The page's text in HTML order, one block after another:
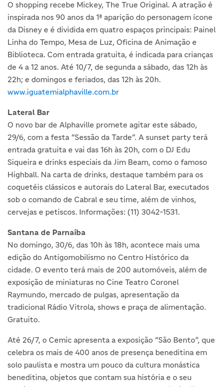
O shopping recebe Mickey, The True Original. A atração é
inspirada nos 90 anos da 1ª aparição do personagem ícone
da Disney e é dividida em quatro espaços principais: Painel
Linha do Tempo, Mesa de Luz, Oficina de Animação e
Biblioteca. Com entrada gratuita, é indicada para crianças
de 4 a 12 anos. Até 10/7, de segunda a sábado, das 12h às
22h; e domingos e feriados, das 12h às 20h.
www.iguatemialphaville.com.br
Lateral Bar
O novo bar de Alphaville promete agitar este sábado,
29/6, com a festa “Sessão da Tarde”. A sunset party terá
entrada gratuita e vai das 16h às 20h, com o DJ Edu
Siqueira e drinks especiais da Jim Beam, como o famoso
Highball. Na carta de drinks, destaque também para os
coquetéis clássicos e autorais do Lateral Bar, executados
sob o comando de Cabral e seu time, além de vinhos,
cervejas e petiscos. Informações: (11) 3042-1531.
Santana de Parnaíba
No domingo, 30/6, das 10h às 18h, acontece mais uma
edição do Antigomobilismo no Centro Histórico da
cidade. O evento terá mais de 200 automóveis, além de
exposição de miniaturas no Cine Teatro Coronel
Raymundo, mercado de pulgas, apresentação da
tradicional Rádio Vitrola, shows e praça de alimentação.
Gratuito.
Até 26/7, o Cemic apresenta a exposição “São Bento”, que
celebra os mais de 400 anos de presença beneditina em
solo paulista e mostra um pouco da cultura monástica
beneditina, objetos que contam sua história e o seu